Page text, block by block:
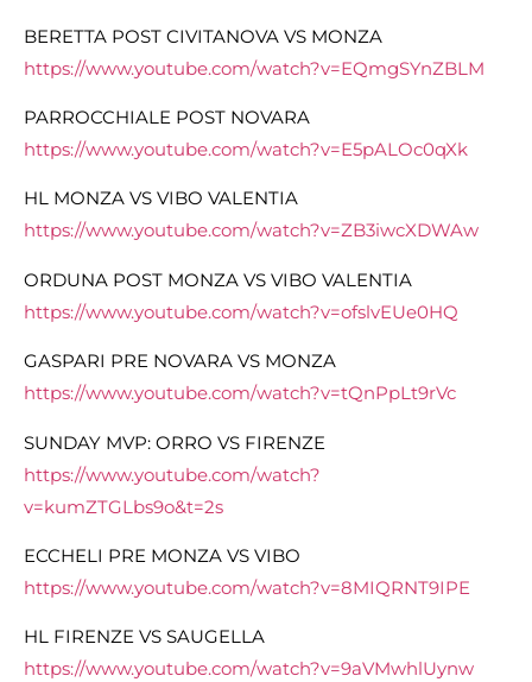
BERETTA POST CIVITANOVA VS MONZA
https://www.youtube.com/watch?v=EQmgSYnZBLM
PARROCCHIALE POST NOVARA
https://www.youtube.com/watch?v=E5pALOc0qXk
HL MONZA VS VIBO VALENTIA
https://www.youtube.com/watch?v=ZB3iwcXDWAw
ORDUNA POST MONZA VS VIBO VALENTIA
https://www.youtube.com/watch?v=ofslvEUe0HQ
GASPARI PRE NOVARA VS MONZA
https://www.youtube.com/watch?v=tQnPpLt9rVc
SUNDAY MVP: ORRO VS FIRENZE
https://www.youtube.com/watch?
v=kumZTGLbs9o&t=2s
ECCHELI PRE MONZA VS VIBO
https://www.youtube.com/watch?v=8MIQRNT9IPE
HL FIRENZE VS SAUGELLA
https://www.youtube.com/watch?v=9aVMwhlUynw